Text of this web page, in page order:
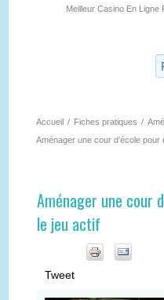
Meilleur Casino En Ligne
Accueil / Fiches pratiques /
Aménager une cour d’école
Aménager une cour
le jeu actif
Tweet